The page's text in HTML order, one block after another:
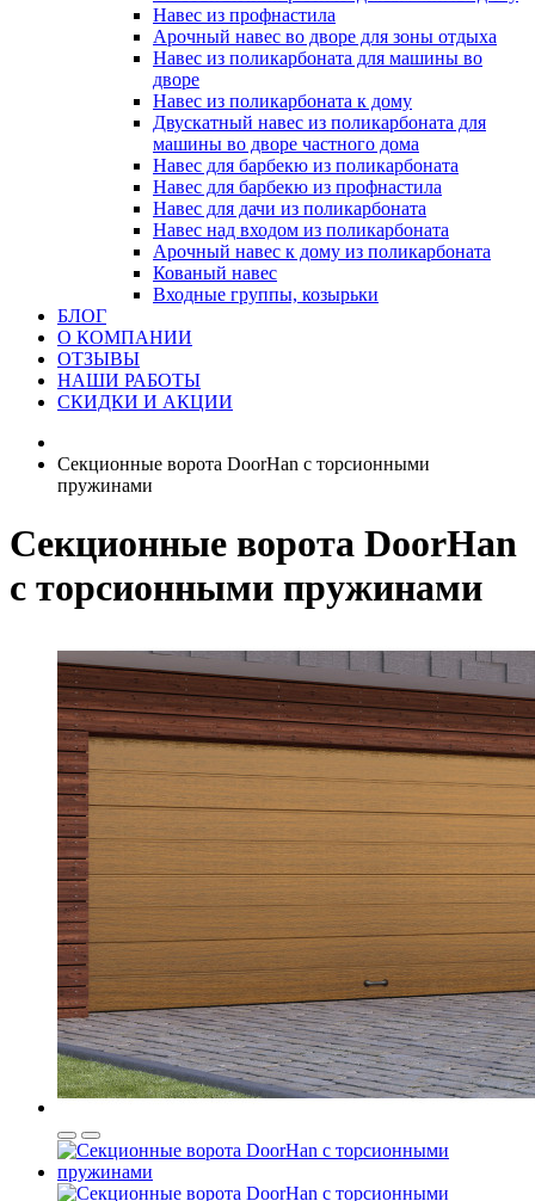
Навес из профнастила
Арочный навес во дворе для зоны отдыха
Навес из поликарбоната для машины во
дворе
Навес из поликарбоната к дому
Двускатный навес из поликарбоната для
машины во дворе частного дома
Навес для барбекю из поликарбоната
Навес для барбекю из профнастила
Навес для дачи из поликарбоната
Навес над входом из поликарбоната
Арочный навес к дому из поликарбоната
Кованый навес
Входные группы, козырьки
БЛОГ
О КОМПАНИИ
ОТЗЫВЫ
НАШИ РАБОТЫ
СКИДКИ И АКЦИИ
Секционные ворота DoorHan с торсионными
пружинами
Секционные ворота DoorHan
с торсионными пружинами